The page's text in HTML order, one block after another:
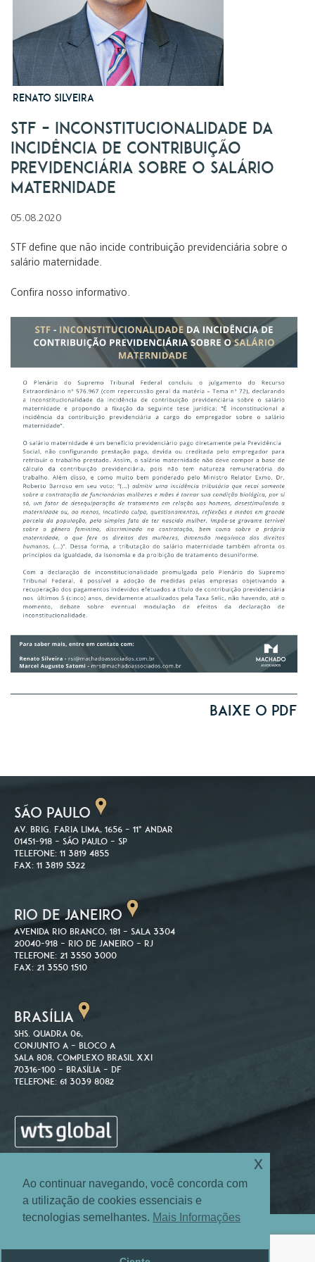
Renato Silveira
STF – Inconstitucionalidade da
incidência de contribuição
previdenciária sobre o salário
maternidade
05.08.2020
STF define que não incide contribuição previdenciária sobre o
salário maternidade.
Confira nosso informativo.
Baixe o PDF
SÃO PAULO
Av. Brig. Faria Lima, 1656 – 11º andar
01451-918 – São Paulo – SP
Telefone: 11 3819 4855
Fax: 11 3819 5322
RIO DE JANEIRO
Avenida Rio Branco, 181 – Sala 3304
20040-918 – Rio de Janeiro – RJ
Telefone: 21 3550 3000
Fax: 21 3550 1510
BRASÍLIA
SHS. Quadra 06,
Conjunto A – Bloco A
Sala 808, Complexo Brasil XXI
70316-100 – Brasília – DF
Telefone: 61 3039 8082
© 2004-2026 Machado Associados Advogados e Consultores.
Ao continuar navegando, você concorda com
a utilização de cookies essenciais e
tecnologias semelhantes. Mais Informações
x